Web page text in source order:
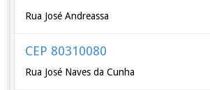
Rua José Andreassa
CEP 80310080
Rua José Naves da Cunha